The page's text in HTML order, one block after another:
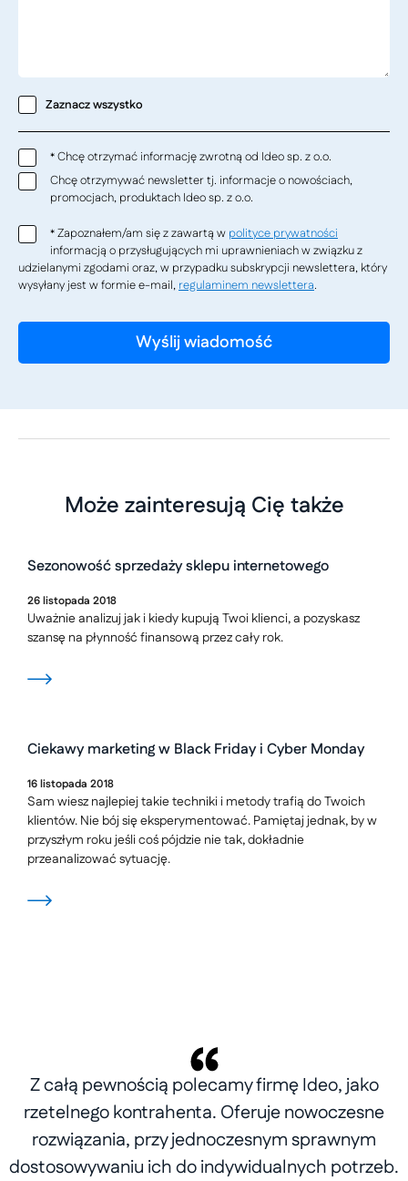
Zaznacz wszystko
*Chcę otrzymać informację zwrotną od Ideo sp. z o.o.
Chcę otrzymywać newsletter tj. informacje o nowościach,
promocjach, produktach Ideo sp. z o.o.
*Zapoznałem/am się z zawartą w polityce prywatności
informacją o przysługujących mi uprawnieniach w związku z
udzielanymi zgodami oraz, w przypadku subskrypcji newslettera, który
wysyłany jest w formie e-mail, regulaminem newslettera.
Może zainteresują Cię także
Sezonowość sprzedaży sklepu internetowego
26listopada 2018
Uważnie analizuj jak i kiedy kupują Twoi klienci, a pozyskasz
szansę na płynność finansową przez cały rok.
Ciekawy marketing w Black Friday i Cyber Monday
16listopada 2018
Sam wiesz najlepiej takie techniki i metody trafią do Twoich
klientów. Nie bój się eksperymentować. Pamiętaj jednak, by w
przyszłym roku jeśli coś pójdzie nie tak, dokładnie
przeanalizować sytuację.
Z całą pewnością polecamy firmę Ideo, jako
rzetelnego kontrahenta. Oferuje nowoczesne
rozwiązania, przy jednoczesnym sprawnym
dostosowywaniu ich do indywidualnych potrzeb.